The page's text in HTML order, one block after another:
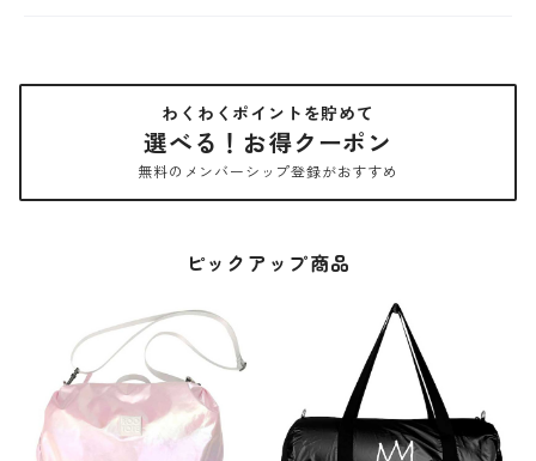
わくわくポイントを貯めて
選べる！お得クーポン
無料のメンバーシップ登録がおすすめ
ピックアップ商品